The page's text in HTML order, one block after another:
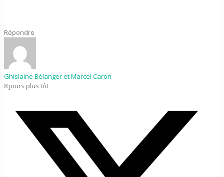
Répondre
Ghislaine Bélanger et Marcel Caron
8 jours plus tôt